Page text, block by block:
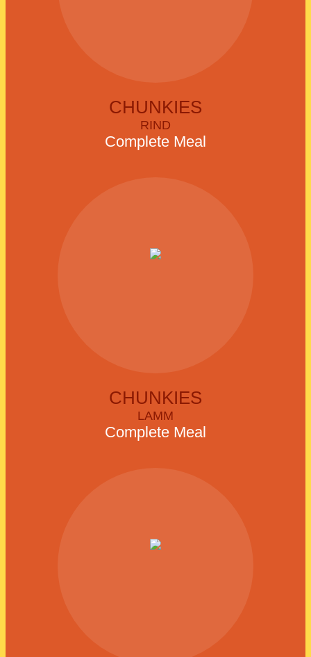
CHUNKIES
RIND
Complete Meal
CHUNKIES
LAMM
Complete Meal